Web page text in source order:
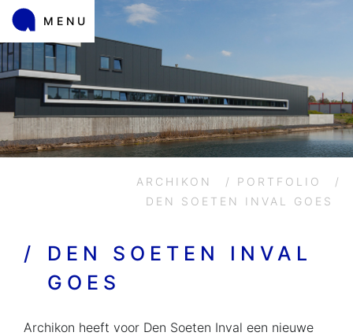
MENU
ARCHIKON / PORTFOLIO
/
DEN SOETEN INVAL GOES
/
DEN SOETEN INVAL
GOES
Archikon heeft voor Den Soeten Inval een nieuwe